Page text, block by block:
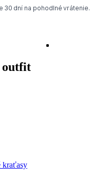
30 dní na pohodlné vrátenie.
outfit